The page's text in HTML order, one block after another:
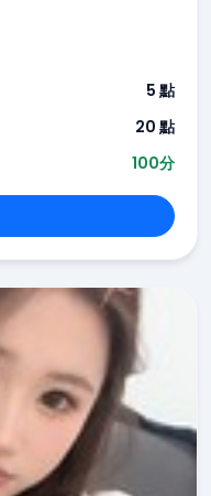
5 點
20 點
100分